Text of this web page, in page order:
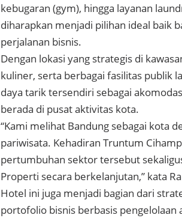
kebugaran (gym), hingga layanan
diharapkan menjadi pilihan ideal baik
perjalanan bisnis.
Dengan lokasi yang strategis di
kuliner, serta berbagai fasilitas publik
daya tarik tersendiri sebagai
berada di pusat aktivitas kota.
“Kami melihat Bandung sebagai kota
pariwisata. Kehadiran Truntum
pertumbuhan sektor tersebut
Properti secara berkelanjutan,” kata
Hotel ini juga menjadi bagian dari
portofolio bisnis berbasis pengelolaan